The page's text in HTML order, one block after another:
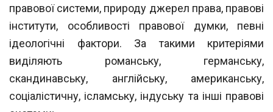
правової системи, природу джерел права, правові
інститути, особливості правової думки, певні
ідеологічні фактори. За такими критеріями
виділяють романську, германську,
скандинавську, англійську, американську,
соціалістичну, ісламську, індуську та інші правові